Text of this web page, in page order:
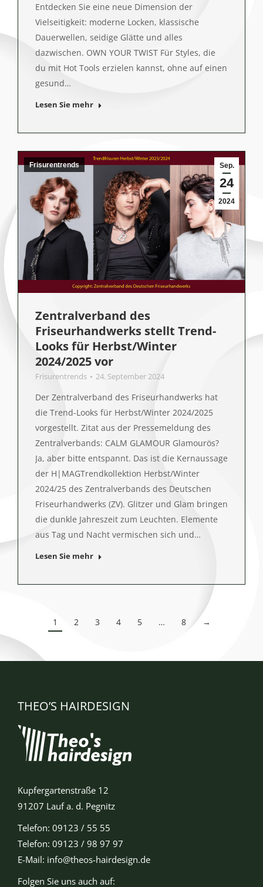
Entdecken Sie eine neue Dimension der
Vielseitigkeit: moderne Locken, klassische
Dauerwellen, seidige Glätte und alles
dazwischen. OWN YOUR TWIST Für Styles, die
du mit Hot Tools erzielen kannst, ohne auf einen
gesund…
Lesen Sie mehr
Sep.
24
2024
Frisurentrends
Zentralverband des
Friseurhandwerks stellt Trend-
Looks für Herbst/Winter
2024/2025 vor
Frisurentrends 24. September 2024
Der Zentralverband des Friseurhandwerks hat
die Trend-Looks für Herbst/Winter 2024/2025
vorgestellt. Zitat aus der Pressemeldung des
Zentralverbands: CALM GLAMOUR Glamourös?
Ja, aber bitte entspannt. Das ist die Kernaussage
der H|MAGTrendkollektion Herbst/Winter
2024/25 des Zentralverbands des Deutschen
Friseurhandwerks (ZV). Glitzer und Glam bringen
die dunkle Jahreszeit zum Leuchten. Elemente
aus Tag und Nacht vermischen sich und…
Lesen Sie mehr
1 2 3 4 5 … 8 →
THEO’S HAIRDESIGN
Kupfergartenstraße 12
91207 Lauf a. d. Pegnitz
Telefon: 09123 / 55 55
Telefon: 09123 / 98 97 97
E-Mail: info@theos-hairdesign.de
Folgen Sie uns auch auf: